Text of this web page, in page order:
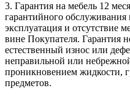
3. Гарантия на мебель 12
гарантийного обслуживания
эксплуатация и отсутствие
вине Покупателя. Гарантия
естественный износ или
неправильной или
проникновением жидкости,
предметов.